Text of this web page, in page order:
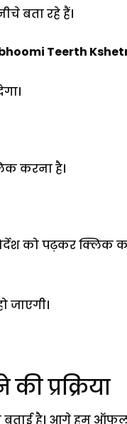
बता रहे हैं।
Teerth
करना है।
को पढ़कर क्लिक
जाएगी।
प्रक्रिया
है। आगे हम